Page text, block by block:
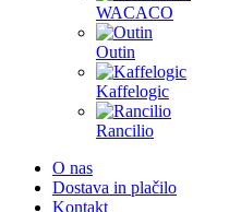
WACACO
Outin
Kaffelogic
Rancilio
O nas
Dostava in plačilo
Kontakt